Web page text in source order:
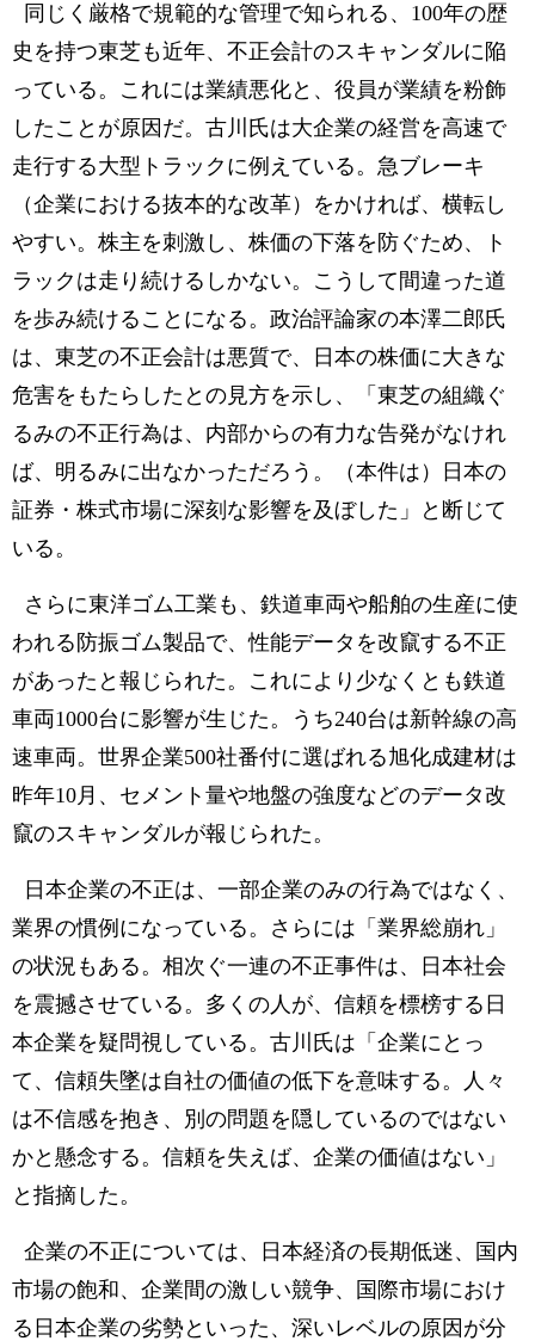
同じく厳格で規範的な管理で知られる、100年の歴
史を持つ東芝も近年、不正会計のスキャンダルに陥
っている。これには業績悪化と、役員が業績を粉飾
したことが原因だ。古川氏は大企業の経営を高速で
走行する大型トラックに例えている。急ブレーキ
（企業における抜本的な改革）をかければ、横転し
やすい。株主を刺激し、株価の下落を防ぐため、ト
ラックは走り続けるしかない。こうして間違った道
を歩み続けることになる。政治評論家の本澤二郎氏
は、東芝の不正会計は悪質で、日本の株価に大きな
危害をもたらしたとの見方を示し、「東芝の組織ぐ
るみの不正行為は、内部からの有力な告発がなけれ
ば、明るみに出なかっただろう。（本件は）日本の
証券・株式市場に深刻な影響を及ぼした」と断じて
いる。
さらに東洋ゴム工業も、鉄道車両や船舶の生産に使
われる防振ゴム製品で、性能データを改竄する不正
があったと報じられた。これにより少なくとも鉄道
車両1000台に影響が生じた。うち240台は新幹線の高
速車両。世界企業500社番付に選ばれる旭化成建材は
昨年10月、セメント量や地盤の強度などのデータ改
竄のスキャンダルが報じられた。
日本企業の不正は、一部企業のみの行為ではなく、
業界の慣例になっている。さらには「業界総崩れ」
の状況もある。相次ぐ一連の不正事件は、日本社会
を震撼させている。多くの人が、信頼を標榜する日
本企業を疑問視している。古川氏は「企業にとっ
て、信頼失墜は自社の価値の低下を意味する。人々
は不信感を抱き、別の問題を隠しているのではない
かと懸念する。信頼を失えば、企業の価値はない」
と指摘した。
企業の不正については、日本経済の長期低迷、国内
市場の飽和、企業間の激しい競争、国際市場におけ
る日本企業の劣勢といった、深いレベルの原因が分